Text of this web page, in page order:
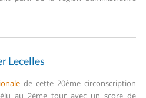
Lecelles
de cette 20ème circonscription